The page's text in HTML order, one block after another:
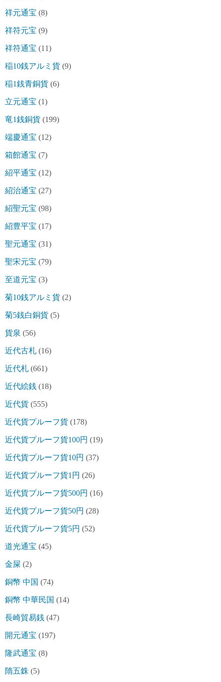
祥元通宝 (8)
祥符元宝 (9)
祥符通宝 (11)
稲10銭アルミ貨 (9)
稲1銭青銅貨 (6)
立元通宝 (1)
竜1銭銅貨 (199)
端慶通宝 (12)
箱館通宝 (7)
紹平通宝 (12)
紹治通宝 (27)
紹聖元宝 (98)
紹豊平宝 (17)
聖元通宝 (31)
聖宋元宝 (79)
至道元宝 (3)
菊10銭アルミ貨 (2)
菊5銭白銅貨 (5)
貨泉 (56)
近代古札 (16)
近代札 (661)
近代絵銭 (18)
近代貨 (555)
近代貨プルーフ貨 (178)
近代貨プルーフ貨100円 (19)
近代貨プルーフ貨10円 (37)
近代貨プルーフ貨1円 (26)
近代貨プルーフ貨500円 (16)
近代貨プルーフ貨50円 (28)
近代貨プルーフ貨5円 (52)
道光通宝 (45)
金屎 (2)
銅幣 中国 (74)
銅幣 中華民国 (14)
長崎貿易銭 (47)
開元通宝 (197)
隆武通宝 (8)
隋五銖 (5)